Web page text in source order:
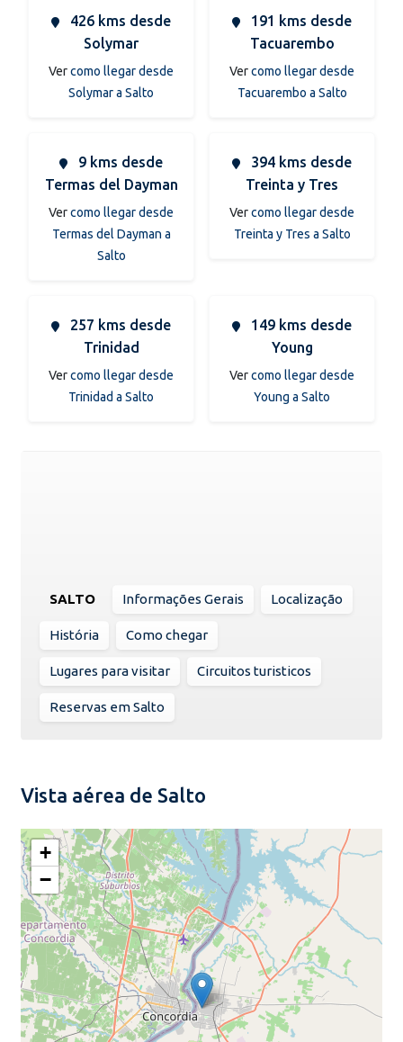
426 kms desde
Solymar
Vercomo llegar desde
Solymar a Salto
191 kms desde
Tacuarembo
Vercomo llegar desde
Tacuarembo a Salto
9 kms desde
Termas del Dayman
Vercomo llegar desde
Termas del Dayman a
Salto
394 kms desde
Treinta y Tres
Vercomo llegar desde
Treinta y Tres a Salto
257 kms desde
Trinidad
Vercomo llegar desde
Trinidad a Salto
149 kms desde
Young
Vercomo llegar desde
Young a Salto
SALTO Informações Gerais Localização
História Como chegar
Lugares para visitar Circuitos turisticos
Reservas em Salto
Vista aérea de Salto
+
−